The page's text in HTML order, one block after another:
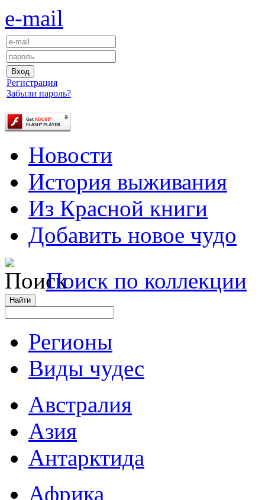
e-mail
Регистрация
Забыли пароль?
Новости
История выживания
Из Красной книги
Добавить новое чудо
Поиск по коллекции
Регионы
Виды чудес
Австралия
Азия
Антарктида
Африка